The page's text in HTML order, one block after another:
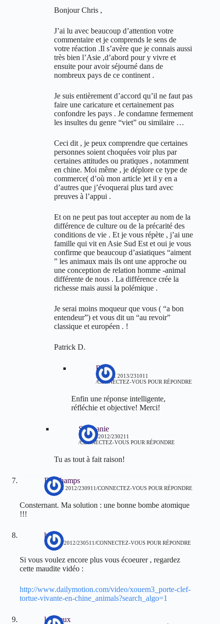
Bonjour Chris ,
J’ai lu avec beaucoup d’attention votre
commentaire et je comprends le sens de
votre réaction .Il s’avère que je connais aussi
très bien l’Asie ,d’abord pour y vivre et
ensuite pour avoir séjourné dans de
nombreux pays de ce continent .
Je suis entièrement d’accord qu’il ne faut pas
faire une caricature et certainement pas
confondre les pays . Je condamne fermement
les insultes du genre “viet” ou similaire …
Ceci dit , je peux comprendre que certaines
personnes soient choquées voir plus par
certaines attitudes ou pratiques , notamment
en chine. Moi même , je déplore ce type de
commerce( d’où mon article )et il y en a
d’autres que j’évoquerai plus tard avec
preuves à l’appui .
Et on ne peut pas tout accepter au nom de la
différence de culture ou de la précarité des
conditions de vie . Et je vous répète , j’ai une
famille qui vit en Asie Sud Est et oui je vous
confirme que beaucoup d’asiatiques “aiment
” les animaux mais ils ont une approche ou
une conception de relation homme -animal
différente de nous . La différence crée la
richesse mais aussi la polémique .
Je serai moins moqueur que vous ( “a bon
entendeur”) et vous dit un “au revoir”
classique et européen . !
Patrick D.
Bal
7 AVRIL 2013/231011
CONNECTEZ-VOUS POUR RÉPONDRE
Enfin une réponse intelligente,
réfléchie et objective! Merci!
Stephanie
15 MAI 2012/230211
CONNECTEZ-VOUS POUR RÉPONDRE
Tu as tout à fait raison!
Deschamps
1 MARS 2012/230911 CONNECTEZ-VOUS POUR RÉPONDRE
Consternant. Ma solution : une bonne bombe atomique
!!!
hou
15 MAI 2012/230511 CONNECTEZ-VOUS POUR RÉPONDRE
Si vous voulez encore plus vous écoeurer , regardez
cette maudite vidéo :
http://www.dailymotion.com/video/xouem3_porte-clef-
tortue-vivante-en-chine_animals?search_algo=1
lepineux